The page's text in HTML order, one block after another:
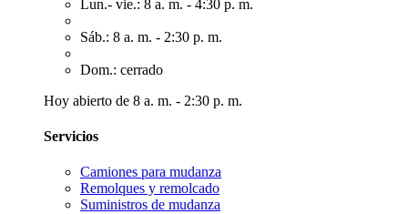
Lun.- vie.: 8 a. m. - 4:30 p. m.
Sáb.: 8 a. m. - 2:30 p. m.
Dom.: cerrado
Hoy abierto de 8 a. m. - 2:30 p. m.
Servicios
Camiones para mudanza
Remolques y remolcado
Suministros de mudanza